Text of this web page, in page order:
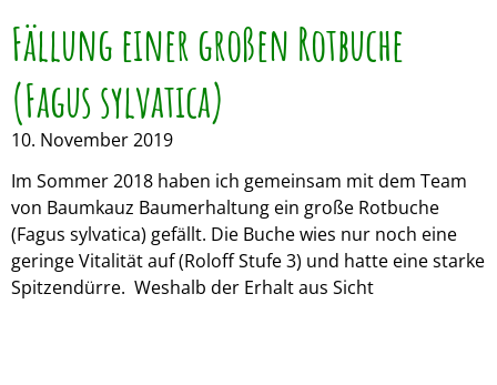
Fällung einer großen Rotbuche
(Fagus sylvatica)
10. November 2019
Im Sommer 2018 haben ich gemeinsam mit dem Team
von Baumkauz Baumerhaltung ein große Rotbuche
(Fagus sylvatica) gefällt. Die Buche wies nur noch eine
geringe Vitalität auf (Roloff Stufe 3) und hatte eine starke
Spitzendürre. Weshalb der Erhalt aus Sicht